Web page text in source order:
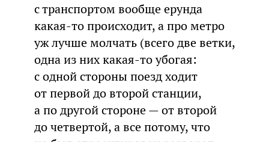
с транспортом вообще ерунда
какая-то происходит, а про метро
уж лучше молчать (всего две ветки,
одна из них какая-то убогая:
с одной стороны поезд ходит
от первой до второй станции,
а по другой стороне — от второй
до четвертой, а все потому, что